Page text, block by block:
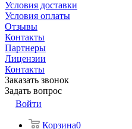
Условия доставки
Условия оплаты
Отзывы
Контакты
Партнеры
Лицензии
Контакты
Заказать звонок
Задать вопрос
Войти
Корзина0